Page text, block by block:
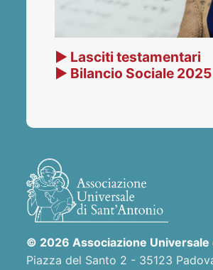
▶ Lasciti testamentari
▶ Bilancio Sociale 2025
© 2026 Associazione Universale
Piazza del Santo 2 - 35123